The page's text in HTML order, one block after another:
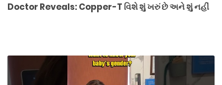
Doctor Reveals: Copper-T વિશે શું ખરું છે અને શું નહીં